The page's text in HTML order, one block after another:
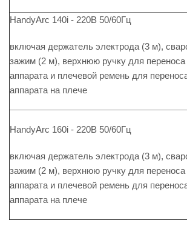
HandyArc 140i - 220В 50/60Гц
включая держатель электрода (3 м),
зажим (2 м), верхнюю ручку для переноса
аппарата и плечевой ремень для
аппарата на плече
HandyArc 160i - 220В 50/60Гц
включая держатель электрода (3 м),
зажим (2 м), верхнюю ручку для переноса
аппарата и плечевой ремень для
аппарата на плече